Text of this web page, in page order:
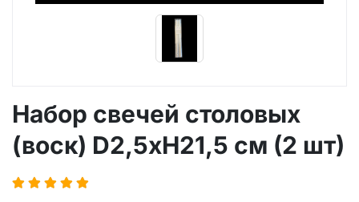
Набор свечей столовых
(воск) D2,5хН21,5 см (2 шт)